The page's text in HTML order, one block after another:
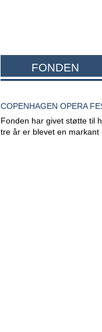
FONDEN
COPENHAGEN OPERA
Fonden har givet støtte til
tre år er blevet en markant